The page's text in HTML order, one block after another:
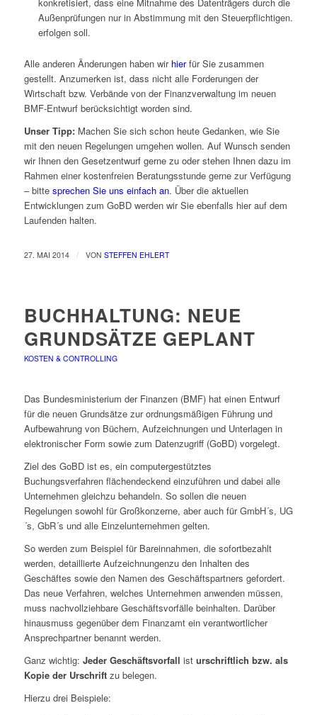
Außenprüfungen nur in Abstimmung mit den Steuerpflichtigen.
erfolgen soll.
Alle anderen Änderungen haben wir hierfür Sie zusammen
gestellt. Anzumerken ist, dass nicht alle Forderungen der
Wirtschaft bzw. Verbände von der Finanzverwaltung im neuen
BMF-Entwurf berücksichtigt worden sind.
Unser Tipp:Machen Sie sich schon heute Gedanken, wie Sie
mit den neuen Regelungen umgehen wollen. Auf Wunsch senden
wir Ihnen den Gesetzentwurf gerne zu oder stehen Ihnen dazu im
Rahmen einer kostenfreien Beratungsstunde gerne zur Verfügung
– bitte sprechen Sie uns einfach an. Über die aktuellen
Entwicklungen zum GoBD werden wir Sie ebenfalls hier auf dem
Laufenden halten.
27. MAI 2014 / VON STEFFEN EHLERT
BUCHHALTUNG: NEUE
GRUNDSÄTZE GEPLANT
KOSTEN & CONTROLLING
Das Bundesministerium der Finanzen (BMF) hat einen Entwurf
für die neuen Grundsätze zur ordnungsmäßigen Führung und
Aufbewahrung von Büchern, Aufzeichnungen und Unterlagen in
elektronischer Form sowie zum Datenzugriff (GoBD) vorgelegt.
Ziel des GoBD ist es, ein computergestütztes
Buchungsverfahren flächendeckend einzuführen und dabei alle
Unternehmen gleichzu behandeln. So sollen die neuen
Regelungen sowohl für Großkonzerne, aber auch für GmbH´s, UG
´s, GbR´s und alle Einzelunternehmen gelten.
So werden zum Beispiel für Bareinnahmen, die sofortbezahlt
werden, detaillierte Aufzeichnungenzu den Inhalten des
Geschäftes sowie den Namen des Geschäftspartners gefordert.
Das neue Verfahren, welches Unternehmen anwenden müssen,
muss nachvollziehbare Geschäftsvorfälle beinhalten. Darüber
hinausmuss gegenüber dem Finanzamt ein verantwortlicher
Ansprechpartner benannt werden.
Ganz wichtig: Jeder Geschäftsvorfall ist urschriftlich bzw. als
Kopie der Urschrift zu belegen.
Hierzu drei Beispiele: